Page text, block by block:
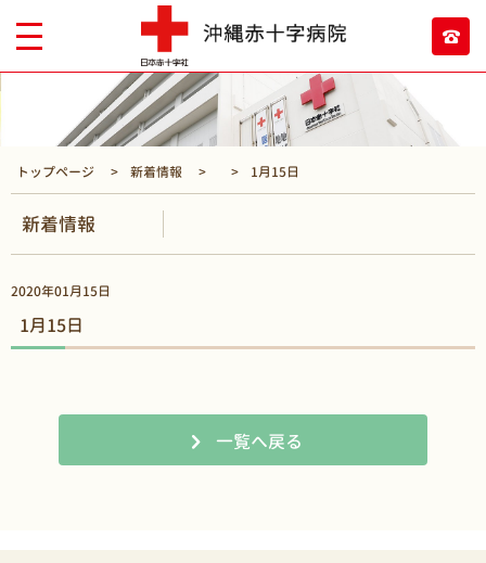
トップページ 新着情報 1月15日
新着情報
2020年01月15日
1月15日
一覧へ戻る